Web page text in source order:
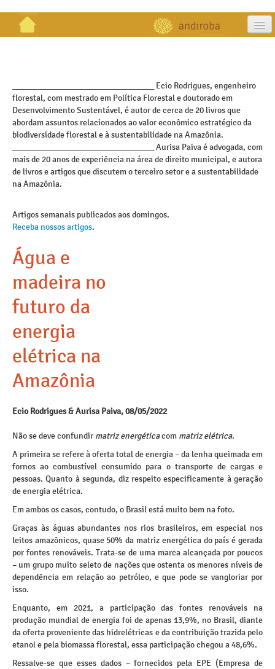
publicações
galeria
contato
_________________________________ Ecio Rodrigues, engenheiro
florestal, com mestrado em Política Florestal e doutorado em
Desenvolvimento Sustentável, é autor de cerca de 20 livros que
abordam assuntos relacionados ao valor econômico estratégico da
biodiversidade florestal e à sustentabilidade na Amazônia.
_________________________________ Aurisa Paiva é advogada, com
mais de 20 anos de experiência na área de direito municipal, e autora
de livros e artigos que discutem o terceiro setor e a sustentabilidade
na Amazônia.
Artigos semanais publicados aos domingos.
Receba nossos artigos.
Água e
madeira no
futuro da
energia
elétrica na
Amazônia
Ecio Rodrigues & Aurisa Paiva, 08/05/2022
Não se deve confundir matriz energéticacom matriz elétrica.
A primeira se refere à oferta total de energia – da lenha queimada em
fornos ao combustível consumido para o transporte de cargas e
pessoas. Quanto à segunda, diz respeito especificamente à geração
de energia elétrica.
Em ambos os casos, contudo, o Brasil está muito bem na foto.
Graças às águas abundantes nos rios brasileiros, em especial nos
leitos amazônicos, quase 50% da matriz energética do país é gerada
por fontes renováveis. Trata-se de uma marca alcançada por poucos
– um grupo muito seleto de nações que ostenta os menores níveis de
dependência em relação ao petróleo, e que pode se vangloriar por
isso.
Enquanto, em 2021, a participação das fontes renováveis na
produção mundial de energia foi de apenas 13,9%, no Brasil, diante
da oferta proveniente das hidrelétricas e da contribuição trazida pelo
etanol e pela biomassa florestal, essa participação chegou a 48,6%.
Ressalve-se que esses dados – fornecidos pela EPE (Empresa de